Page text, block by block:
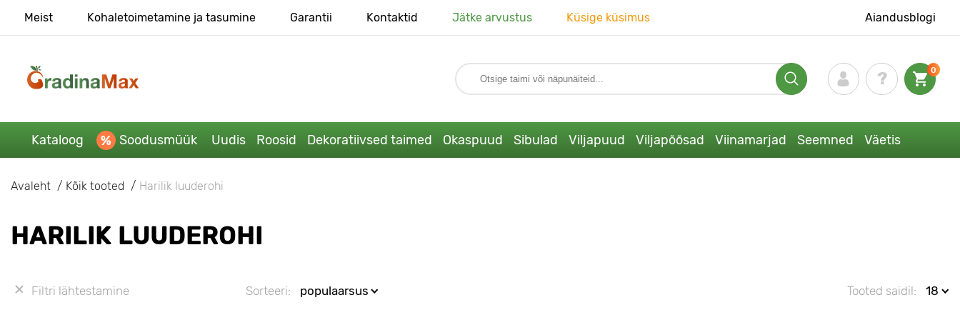
Meist Kohaletoimetamine ja tasumine Garantii Kontaktid Jätke arvustus Küsige küsimus Aiandusblogi
0
Kataloog Soodusmüük Uudis Roosid Dekoratiivsed taimed Okaspuud Sibulad Viljapuud Viljapõõsad Viinamarjad Seemned Väetis
Avaleht Kõik tooted Harilik luuderohi
HARILIK LUUDEROHI
Filtri lähtestamine Sorteeri: populaarsus Tooted saidil: 18